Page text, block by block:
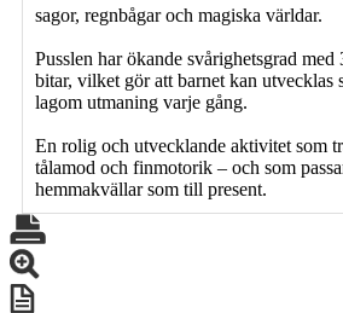
sagor, regnbågar och magiska världar.
Pusslen har ökande svårighetsgrad
bitar, vilket gör att barnet kan utvecklas
lagom utmaning varje gång.
En rolig och utvecklande aktivitet som
tålamod och finmotorik – och som
hemmakvällar som till present.